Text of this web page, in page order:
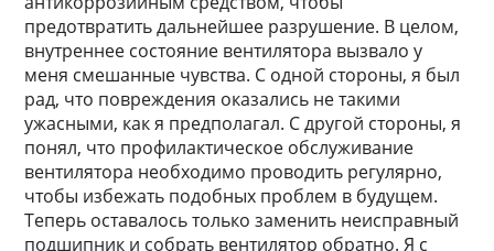
предотвратить дальнейшее разрушение. В целом,
внутреннее состояние вентилятора вызвало у
меня смешанные чувства. С одной стороны, я был
рад, что повреждения оказались не такими
ужасными, как я предполагал. С другой стороны, я
понял, что профилактическое обслуживание
вентилятора необходимо проводить регулярно,
чтобы избежать подобных проблем в будущем.
Теперь оставалось только заменить неисправный
подшипник и собрать вентилятор обратно. Я с